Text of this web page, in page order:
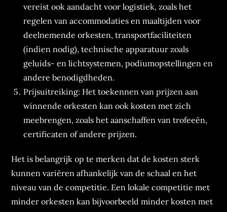
vereist ook aandacht voor logistiek, zoals het
regelen van accommodaties en maaltijden voor
deelnemende orkesten, transportfaciliteiten
(indien nodig), technische apparatuur zoals
geluids- en lichtsystemen, podiumopstellingen en
andere benodigdheden.
Prijsuitreiking: Het toekennen van prijzen aan
winnende orkesten kan ook kosten met zich
meebrengen, zoals het aanschaffen van trofeeën,
certificaten of andere prijzen.
Het is belangrijk op te merken dat de kosten sterk
kunnen variëren afhankelijk van de schaal en het
niveau van de competitie. Een lokale competitie met
minder orkesten kan bijvoorbeeld minder kosten met